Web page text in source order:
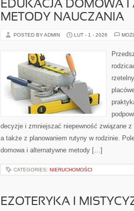
EDUKACJA DOMOWA I
METODY NAUCZANIA
POSTED BY ADMIN LUT - 1 - 2026
decyzje i zmniejszać niepewność związane
a także z planowaniem rutyny w rodzinie.
domowa i alternatywne metody […]
CATEGORIES: NIERUCHOMOŚCI
EZOTERYKA I